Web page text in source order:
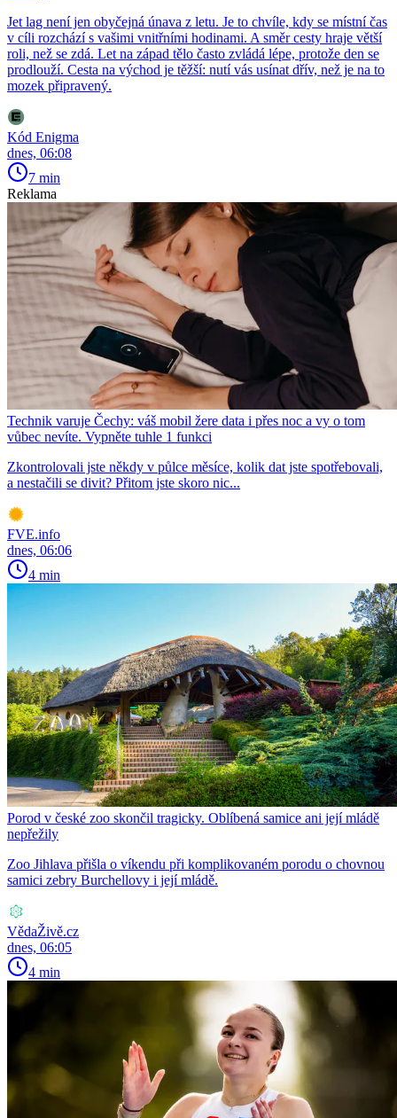
Jet lag není jen obyčejná únava z letu. Je to chvíle, kdy se místní čas
v cíli rozchází s vašimi vnitřními hodinami. A směr cesty hraje větší
roli, než se zdá. Let na západ tělo často zvládá lépe, protože den se
prodlouží. Cesta na východ je těžší: nutí vás usínat dřív, než je na to
mozek připravený.
Kód Enigma
dnes, 06:08
7 min
Reklama
Technik varuje Čechy: váš mobil žere data i přes noc a vy o tom
vůbec nevíte. Vypněte tuhle 1 funkci
Zkontrolovali jste někdy v půlce měsíce, kolik dat jste spotřebovali,
a nestačili se divit? Přitom jste skoro nic...
FVE.info
dnes, 06:06
4 min
Porod v české zoo skončil tragicky. Oblíbená samice ani její mládě
nepřežily
Zoo Jihlava přišla o víkendu při komplikovaném porodu o chovnou
samici zebry Burchellovy i její mládě.
VědaŽivě.cz
dnes, 06:05
4 min